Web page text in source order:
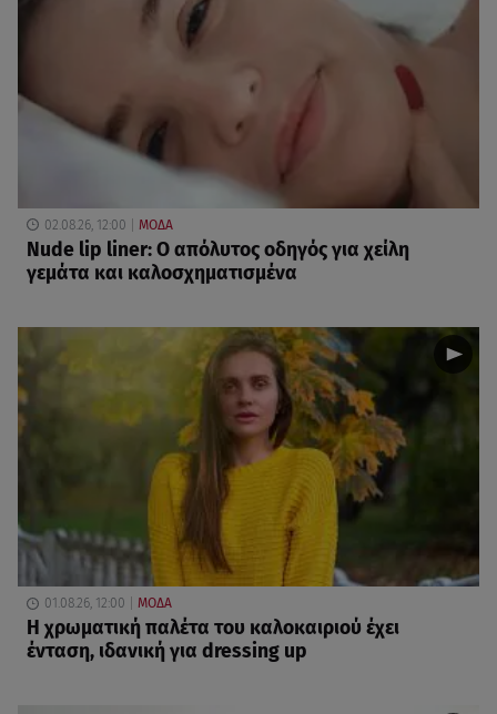
02.08.26, 12:00 ΜΟΔΑ
Nude lip liner: Ο απόλυτος οδηγός για χείλη
γεμάτα και καλοσχηματισμένα
01.08.26, 12:00 ΜΟΔΑ
Η χρωματική παλέτα του καλοκαιριού έχει
ένταση, ιδανική για dressing up